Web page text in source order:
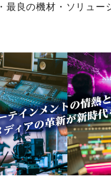
最良の機材・ソリュー